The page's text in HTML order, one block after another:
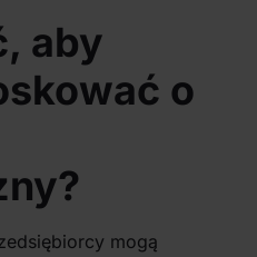
aby
o
mogą